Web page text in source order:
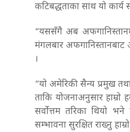
कटिबद्धताका साथ यो कार्य
“यससँगै अब
मंगलबार अफगानिस्तानबाट
।
“यो अमेरिकी सैन्य प्रमुख
ताकि योजनाअनुसार
सर्वोत्तम तरिका थियो
सम्भावना सुरक्षित राख्नु